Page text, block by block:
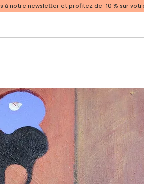
à notre newsletter et profitez de -10 % sur